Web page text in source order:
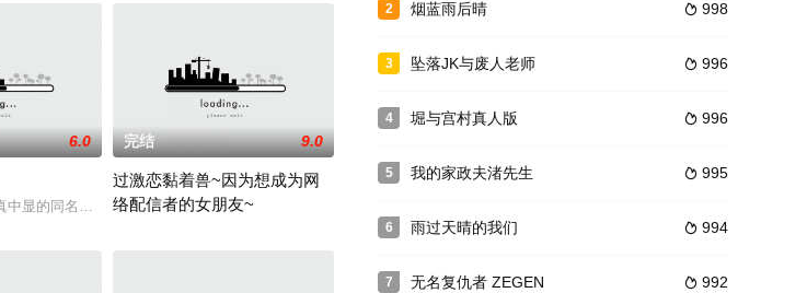
急上昇中の若手女流作
6.0
中显的同名小说，故事的开头警方于东京的国分寺某间公寓中发
完结 9.0
过激恋黏着兽~因为想成为网
络配信者的女朋友~
動画配信者グループ・コズミックと、ファンの域を超えて彼らに恋愛感情を抱く女
2  998
烟蓝雨后晴
3  996
坠落JK与废人老师
4  996
堀与宫村真人版
5  995
我的家政夫渚先生
6  994
雨过天晴的我们
7  992
无名复仇者 ZEGEN